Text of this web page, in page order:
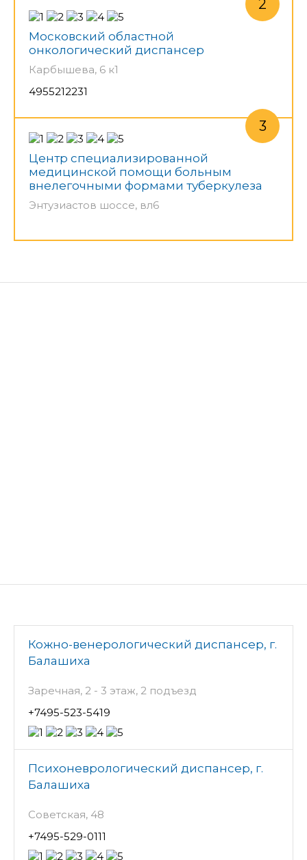
Московский областной
онкологический диспансер
Карбышева, 6 к1
4955212231
Центр специализированной
медицинской помощи больным
внелегочными формами туберкулеза
Энтузиастов шоссе, вл6
Кожно-венерологический диспансер, г.
Балашиха
Заречная, 2 - 3 этаж, 2 подъезд
+7495-523-5419
Психоневрологический диспансер, г.
Балашиха
Советская, 48
+7495-529-0111